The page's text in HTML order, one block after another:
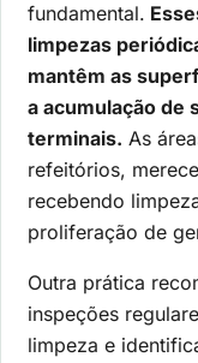
fundamental.
limpezas
mantêm as
a acumulação de
terminais. As
refeitórios,
recebendo
proliferação de
Outra prática
inspeções
limpeza e